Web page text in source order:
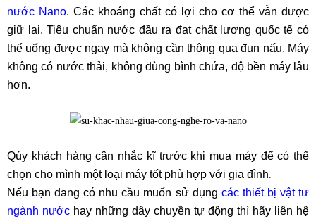
nước Nano. Các khoáng chất có lợi cho cơ thể vẫn được
giữ lại. Tiêu chuẩn nước đầu ra đạt chất lượng quốc tế có
thể uống được ngay mà không cần thông qua đun nấu. Máy
không có nước thải, không dùng bình chứa, độ bền máy lâu
hơn.
Qúy khách hàng cân nhắc kĩ trước khi mua máy để có thể
chọn cho mình một loại máy tốt phù hợp với gia đình.
Nếu bạn đang có nhu cầu muốn sử dụng các thiết bị vật tư
ngành nước hay những dây chuyền tự động thì hãy liên hệ